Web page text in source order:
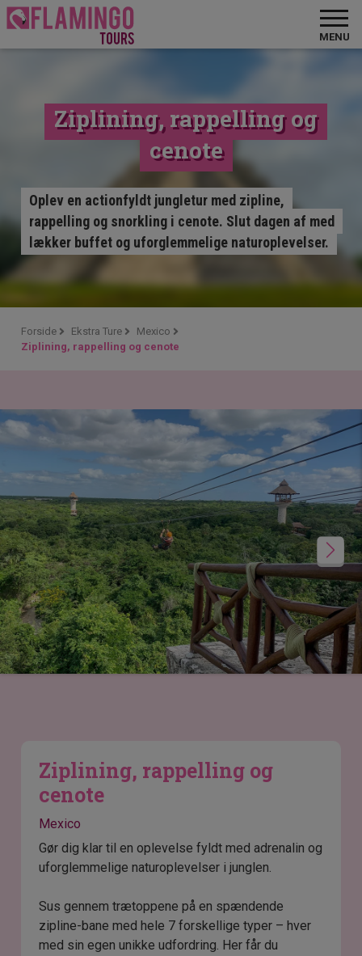
MENU
Ziplining, rappelling og
cenote
Oplev en actionfyldt jungletur med zipline,
rappelling og snorkling i cenote. Slut dagen af med
lækker buffet og uforglemmelige naturoplevelser.
Forside Ekstra Ture
Mexico
Ziplining, rappelling og cenote
Ziplining, rappelling og
cenote
Mexico
Gør dig klar til en oplevelse fyldt med adrenalin og
uforglemmelige naturoplevelser i junglen.
Sus gennem trætoppene på en spændende
zipline-bane med hele 7 forskellige typer – hver
med sin egen unikke udfordring. Her får du